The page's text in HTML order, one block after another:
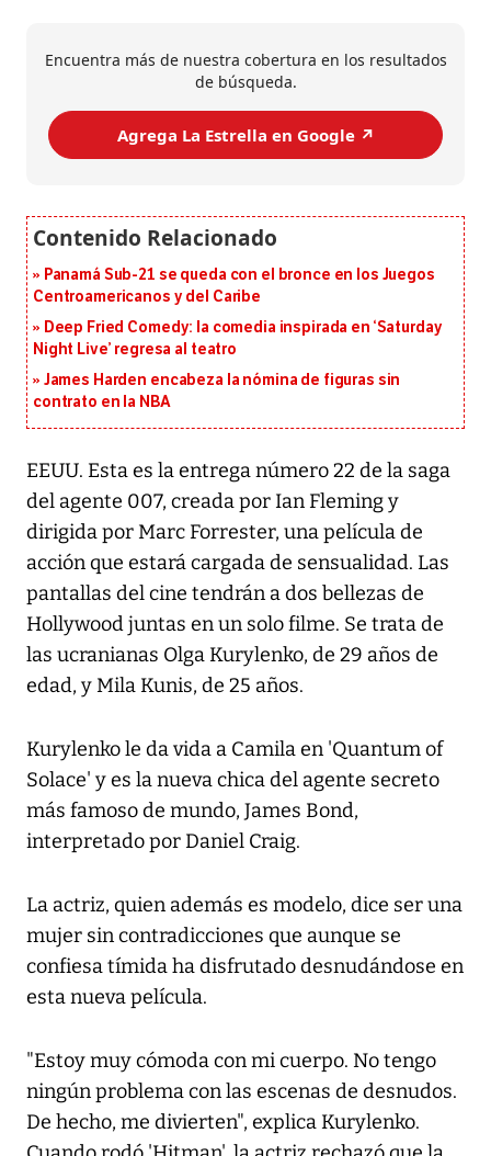
Encuentra más de nuestra cobertura en los resultados
de búsqueda.
Agrega La Estrella en Google ↗️
Panamá Sub-21 se queda con el bronce en los Juegos
Centroamericanos y del Caribe
Deep Fried Comedy: la comedia inspirada en ‘Saturday
Night Live’ regresa al teatro
James Harden encabeza la nómina de figuras sin
contrato en la NBA
EEUU. Esta es la entrega número 22 de la saga
del agente 007, creada por Ian Fleming y
dirigida por Marc Forrester, una película de
acción que estará cargada de sensualidad. Las
pantallas del cine tendrán a dos bellezas de
Hollywood juntas en un solo filme. Se trata de
las ucranianas Olga Kurylenko, de 29 años de
edad, y Mila Kunis, de 25 años.
Kurylenko le da vida a Camila en 'Quantum of
Solace' y es la nueva chica del agente secreto
más famoso de mundo, James Bond,
interpretado por Daniel Craig.
La actriz, quien además es modelo, dice ser una
mujer sin contradicciones que aunque se
confiesa tímida ha disfrutado desnudándose en
esta nueva película.
"Estoy muy cómoda con mi cuerpo. No tengo
ningún problema con las escenas de desnudos.
De hecho, me divierten", explica Kurylenko.